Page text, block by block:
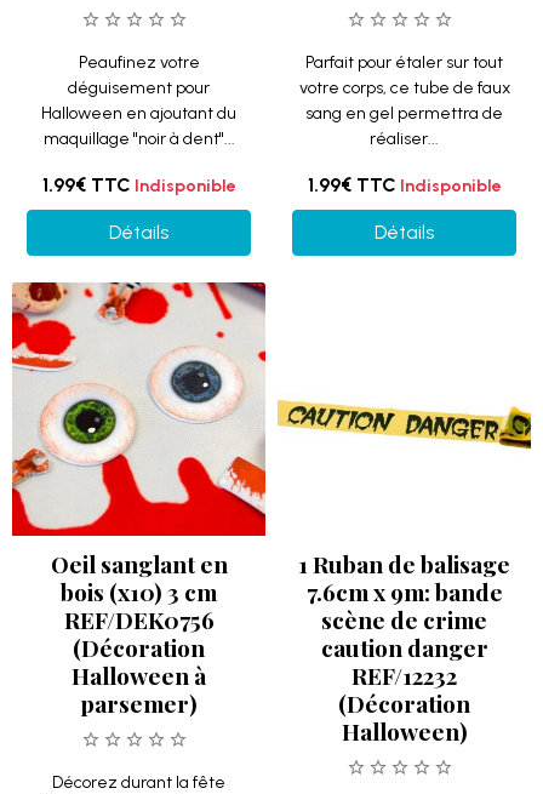
Peaufinez votre
déguisement pour
Halloween en ajoutant du
maquillage "noir à dent"...
1.99€ TTC Indisponible
Détails
Parfait pour étaler sur tout
votre corps, ce tube de faux
sang en gel permettra de
réaliser...
1.99€ TTC Indisponible
Détails
Oeil sanglant en
bois (x10) 3 cm
REF/DEK0756
(Décoration
Halloween à
parsemer)
Décorez durant la fête
1 Ruban de balisage
7.6cm x 9m: bande
scène de crime
caution danger
REF/12232
(Décoration
Halloween)